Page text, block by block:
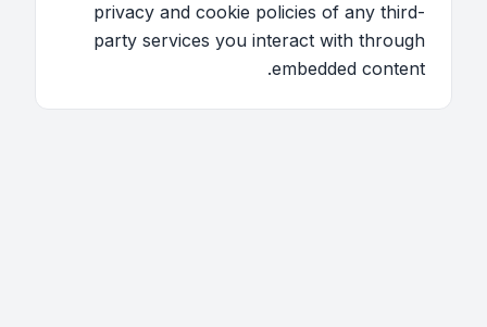
privacy and cookie policies of any third-
party services you interact with through
embedded content.